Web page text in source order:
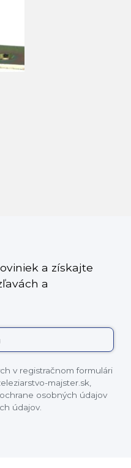
a získajte
a
v registračnom formulári
majster.sk,
osobných údajov
údajov.